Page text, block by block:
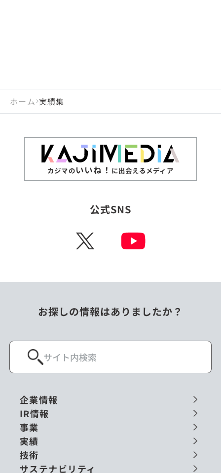
ホーム 実績集
カジマのいいね！ に出会えるメディア
公式SNS
X
お探しの情報はありましたか？
企業情報
IR情報
事業
実績
技術
サステナビリティ